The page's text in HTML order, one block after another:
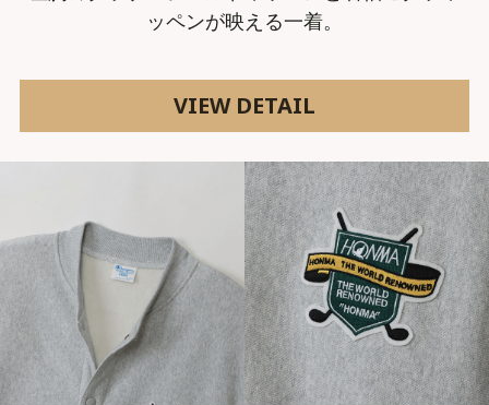
ッペンが映える一着。
VIEW DETAIL